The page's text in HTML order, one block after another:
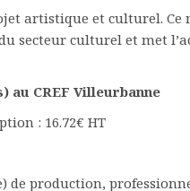
artistique et culturel. Ce
secteur culturel et met
au CREF Villeurbanne
: 16.72€ HT
production,